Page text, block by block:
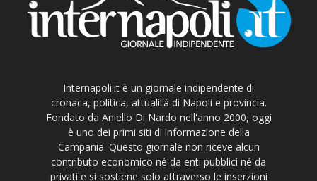
Internapoli.it è un giornale indipendente di
cronaca, politica, attualità di Napoli e provincia.
Fondato da Aniello Di Nardo nell'anno 2000, oggi
è uno dei primi siti di informazione della
Campania. Questo giornale non riceve alcun
contributo economico né da enti pubblici né da
privati e si sostiene solo attraverso le inserzioni